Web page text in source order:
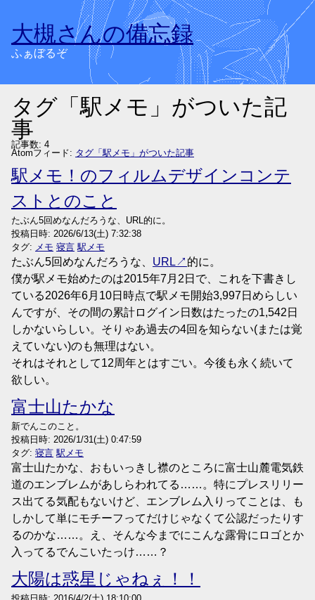
大槻さんの備忘録
ふぁぼるぞ
タグ「駅メモ」がついた記
事
記事数: 4
Atomフィード: タグ「駅メモ」がついた記事
駅メモ！のフィルムデザインコンテ
ストとのこと
たぶん5回めなんだろうな、URL的に。
投稿日時: 2026/6/13(土) 7:32:38
タグ: メモ 寝言 駅メモ
たぶん5回めなんだろうな、 URL
的に。
僕が駅メモ始めたのは2015年7月2日で、これを下書きし
ている2026年6月10日時点で駅メモ開始3,997日めらしい
んですが、その間の累計ログイン日数はたったの1,542日
しかないらしい。そりゃあ過去の4回を知らない(または覚
えていない)のも無理はない。
それはそれとして12周年とはすごい。今後も永く続いて
欲しい。
富士山たかな
新でんこのこと。
投稿日時: 2026/1/31(土) 0:47:59
タグ: 寝言 駅メモ
富士山たかな、おもいっきし襟のところに富士山麓電気鉄
道のエンブレムがあしらわれてる……。特にプレスリリー
ス出てる気配もないけど、エンブレム入りってことは、も
しかして単にモチーフってだけじゃなくて公認だったりす
るのかな……。え、そんな今までにこんな露骨にロゴとか
入ってるでんこいたっけ……？
大陽は惑星じゃねぇ！！